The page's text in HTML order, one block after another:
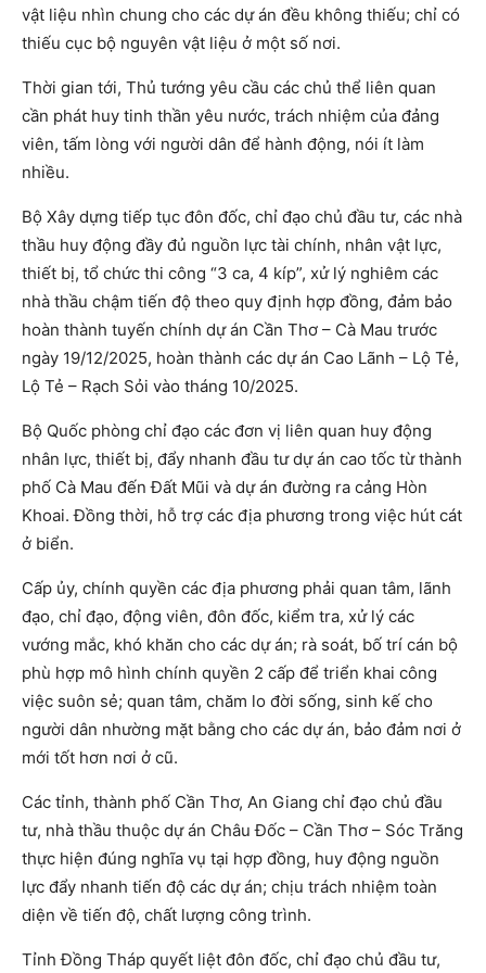
vật liệu nhìn chung cho các dự án đều không thiếu; chỉ có
thiếu cục bộ nguyên vật liệu ở một số nơi.
Thời gian tới, Thủ tướng yêu cầu các chủ thể liên quan
cần phát huy tinh thần yêu nước, trách nhiệm của đảng
viên, tấm lòng với người dân để hành động, nói ít làm
nhiều.
Bộ Xây dựng tiếp tục đôn đốc, chỉ đạo chủ đầu tư, các nhà
thầu huy động đầy đủ nguồn lực tài chính, nhân vật lực,
thiết bị, tổ chức thi công “3 ca, 4 kíp”, xử lý nghiêm các
nhà thầu chậm tiến độ theo quy định hợp đồng, đảm bảo
hoàn thành tuyến chính dự án Cần Thơ – Cà Mau trước
ngày 19/12/2025, hoàn thành các dự án Cao Lãnh – Lộ Tẻ,
Lộ Tẻ – Rạch Sỏi vào tháng 10/2025.
Bộ Quốc phòng chỉ đạo các đơn vị liên quan huy động
nhân lực, thiết bị, đẩy nhanh đầu tư dự án cao tốc từ thành
phố Cà Mau đến Đất Mũi và dự án đường ra cảng Hòn
Khoai. Đồng thời, hỗ trợ các địa phương trong việc hút cát
ở biển.
Cấp ủy, chính quyền các địa phương phải quan tâm, lãnh
đạo, chỉ đạo, động viên, đôn đốc, kiểm tra, xử lý các
vướng mắc, khó khăn cho các dự án; rà soát, bố trí cán bộ
phù hợp mô hình chính quyền 2 cấp để triển khai công
việc suôn sẻ; quan tâm, chăm lo đời sống, sinh kế cho
người dân nhường mặt bằng cho các dự án, bảo đảm nơi ở
mới tốt hơn nơi ở cũ.
Các tỉnh, thành phố Cần Thơ, An Giang chỉ đạo chủ đầu
tư, nhà thầu thuộc dự án Châu Đốc – Cần Thơ – Sóc Trăng
thực hiện đúng nghĩa vụ tại hợp đồng, huy động nguồn
lực đẩy nhanh tiến độ các dự án; chịu trách nhiệm toàn
diện về tiến độ, chất lượng công trình.
Tỉnh Đồng Tháp quyết liệt đôn đốc, chỉ đạo chủ đầu tư,